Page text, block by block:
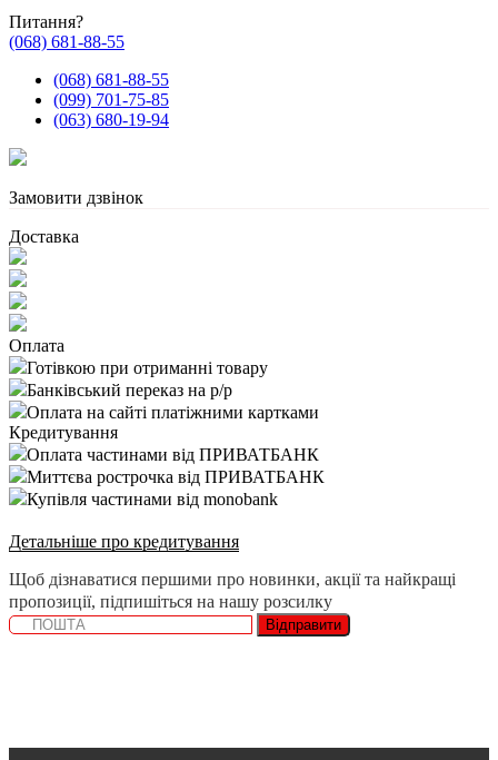
Питання?
(068) 681-88-55
(068) 681-88-55
(099) 701-75-85
(063) 680-19-94
Замовити дзвінок
Доставка
Оплата
Готівкою при отриманні товару
Банківський переказ на р/р
Оплата на сайті платіжними картками
Кредитування
Оплата частинами від ПРИВАТБАНК
Миттєва рострочка від ПРИВАТБАНК
Купівля частинами від monobank
Детальніше про кредитування
Щоб дізнаватися першими про новинки, акції та найкращі
пропозиції, підпишіться на нашу розсилку
Відправити